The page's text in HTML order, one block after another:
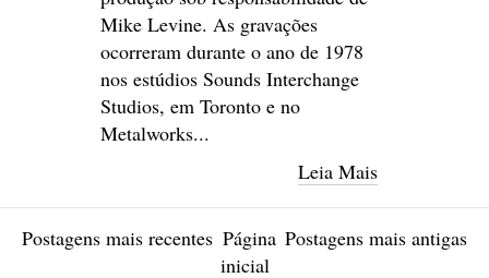
Mike Levine. As gravações
ocorreram durante o ano de 1978
nos estúdios Sounds Interchange
Studios, em Toronto e no
Metalworks...
Leia Mais
Postagens mais recentes Postagens mais antigas
Página
inicial